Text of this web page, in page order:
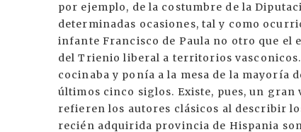
por ejemplo, de la costumbre de la
determinadas ocasiones, tal y como
infante Francisco de Paula no otro que
del Trienio liberal a territorios
cocinaba y ponía a la mesa de la mayoría
últimos cinco siglos. Existe, pues, un
refieren los autores clásicos al describir
recién adquirida provincia de Hispania